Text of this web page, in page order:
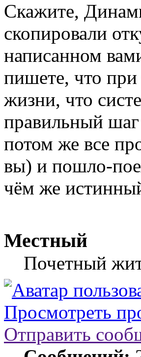
Скажите,
скопировали
написанном
пишете, что
жизни, что
правильный
потом же все
вы) и пошло-
чём же
Местный
Почетный
Просмотреть
Отправить